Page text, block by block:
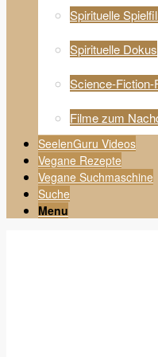
Spirituelle
Spirituelle Dokus
Science-Fiction-
Filme zum
SeelenGuru Videos
Vegane Rezepte
Vegane Suchmaschine
Suche
Menu